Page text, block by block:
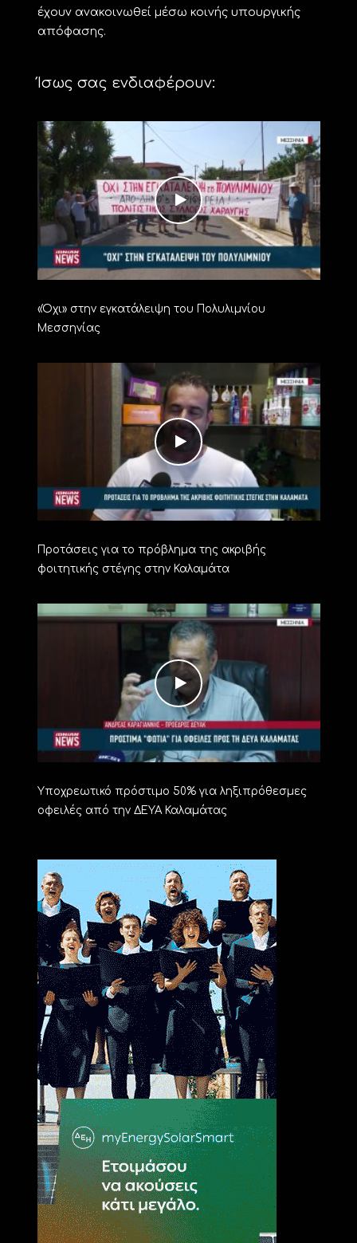
έχουν ανακοινωθεί μέσω κοινής υπουργικής
απόφασης.
Ίσως σας ενδιαφέρουν:
«Όχι» στην εγκατάλειψη του Πολυλιμνίου
Μεσσηνίας
Προτάσεις για το πρόβλημα της ακριβής
φοιτητικής στέγης στην Καλαμάτα
Υποχρεωτικό πρόστιμο 50% για ληξιπρόθεσμες
οφειλές από την ΔΕΥΑ Καλαμάτας